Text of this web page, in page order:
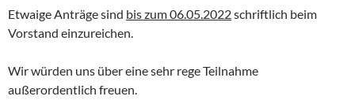
Etwaige Anträge sind bis zum 06.05.2022schriftlich beim
Vorstand einzureichen.
Wir würden uns über eine sehr rege Teilnahme
außerordentlich freuen.